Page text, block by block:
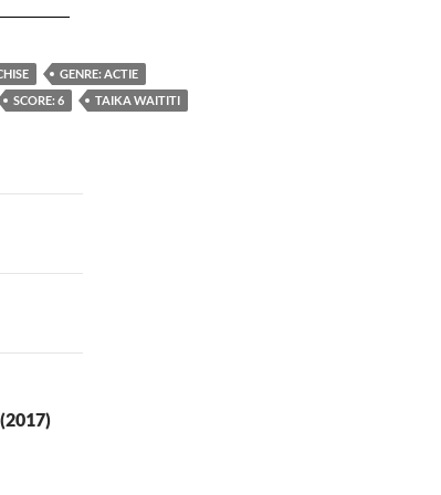
GENRE: ACTIE
SCORE: 6
TAIKA WAITITI